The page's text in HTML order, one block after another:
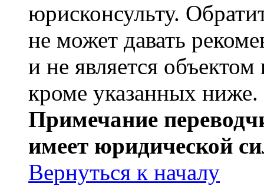
юрисконсульту.
не может давать
и не является
кроме указанных ниже.
Примечание
имеет юридической
Вернуться к началу